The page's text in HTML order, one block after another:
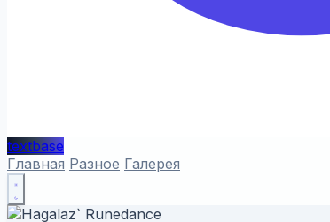
textbase
Главная Разное Галерея